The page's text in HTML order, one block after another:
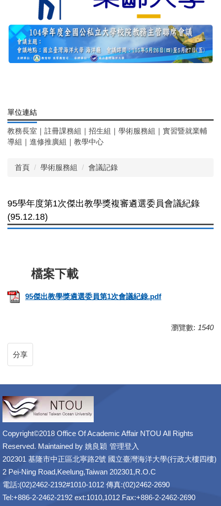
單位連結
教務長室 ｜ 註冊課務組 ｜ 招生組 ｜ 學術服務組 ｜ 實習暨就業輔
導組 ｜ 進修推廣組 ｜ 教學中心
首頁 學術服務組 會議記錄
95學年度第1次傑出教學獎複審遴選委員會議紀錄
(95.12.18)
95傑出教學獎遴選委員第1次會議紀錄.pdf
瀏覽數: 1540
分享
Copyright©2018 Office Of Academic Affair NTOU All Rights
Reserved. Maintained by 姚良穎 管理登入
202301 基隆市中正區北寧路2號 國立臺灣海洋大學(行政大樓四樓)
2 Pei-Ning Road,Keelung,Taiwan 202301,R.O.C
電話:(02)2462-2192#1010-1012 傳真:(02)2462-2690
Tel:+886-2-2462-2192 ext:1010,1012 Fax:+886-2-2462-2690